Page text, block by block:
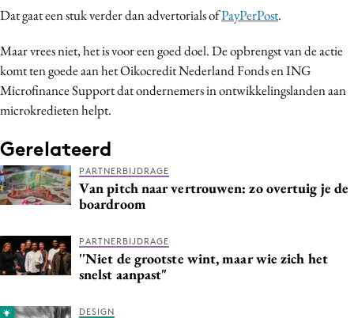
Influencer marketing
Martech
Media
Merkstrategie
Programmatic
Purpose Marketing
Reputatie & crisis
Dat gaat een stuk verder dan advertorials ofPayPerPost.
Maar vrees niet, het is voor een goed doel. De opbrengst van de actie
komt ten goede aan het Oikocredit Nederland Fonds en ING
Microfinance Support dat ondernemers in ontwikkelingslanden aan
microkredieten helpt.
Gerelateerd
PARTNERBIJDRAGE
Van pitch naar vertrouwen: zo overtuig je de
boardroom
PARTNERBIJDRAGE
''Niet de grootste wint, maar wie zich het
snelst aanpast"
DESIGN